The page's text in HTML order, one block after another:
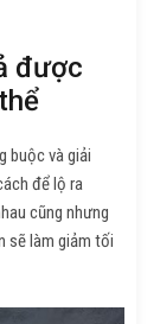
được
buộc và giải
để lộ ra
cũng nhưng
sẽ làm giảm tối